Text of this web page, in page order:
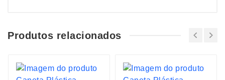
Produtos relacionados